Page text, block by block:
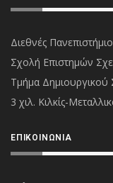
Διεθνές
Σχολή Επιστημών
Τμήμα Δημιουργικού
3 χιλ. Κιλκίς-
ΕΠΙΚΟΙΝΩΝΊΑ